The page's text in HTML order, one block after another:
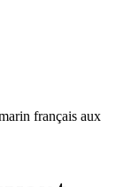
français aux